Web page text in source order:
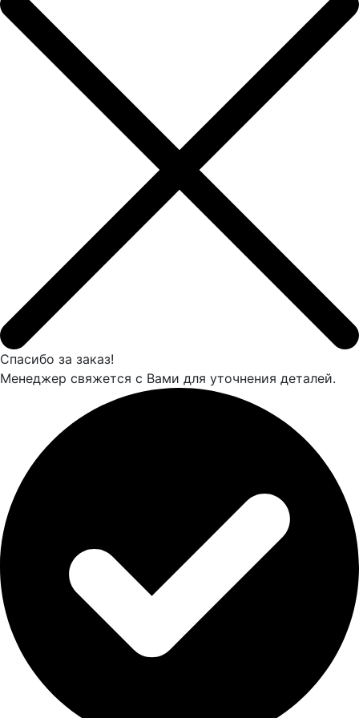
Спасибо за заказ!
Менеджер свяжется с Вами для уточнения деталей.